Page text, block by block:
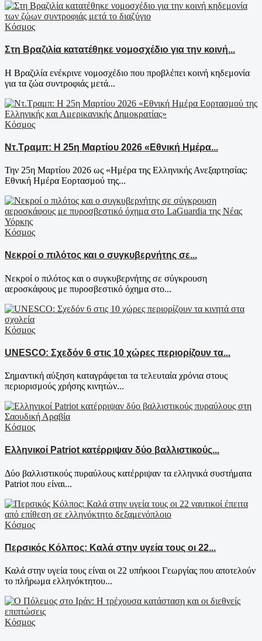
Κόσμος
Στη Βραζιλία κατατέθηκε νομοσχέδιο για την κοινή...
Η Βραζιλία ενέκρινε νομοσχέδιο που προβλέπει κοινή κηδεμονία
για τα ζώα συντροφιάς μετά...
Κόσμος
Ντ.Τραμπ: Η 25η Μαρτίου 2026 «Εθνική Ημέρα...
Την 25η Μαρτίου 2026 ως «Ημέρα της Ελληνικής Ανεξαρτησίας:
Εθνική Ημέρα Εορτασμού της...
Κόσμος
Νεκροί ο πιλότος και ο συγκυβερνήτης σε...
Νεκροί ο πιλότος και ο συγκυβερνήτης σε σύγκρουση
αεροσκάφους με πυροσβεστικό όχημα στο...
Κόσμος
UNESCO: Σχεδόν 6 στις 10 χώρες περιορίζουν τα...
Σημαντική αύξηση καταγράφεται τα τελευταία χρόνια στους
περιορισμούς χρήσης κινητών...
Κόσμος
Ελληνικοί Patriot κατέρριψαν δύο βαλλιστικούς...
Δύο βαλλιστικούς πυραύλους κατέρριψαν τα ελληνικά συστήματα
Patriot που είναι...
Κόσμος
Περσικός Κόλπος: Καλά στην υγεία τους οι 22...
Καλά στην υγεία τους είναι οι 22 υπήκοοι Γεωργίας που αποτελούν
το πλήρωμα ελληνόκτητου...
Κόσμος